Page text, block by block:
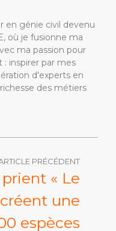
en génie civil devenu
où je fusionne ma
ma passion pour
inspirer par mes
d'experts en
des métiers
PRÉCÉDENT
« Le
une
espèces